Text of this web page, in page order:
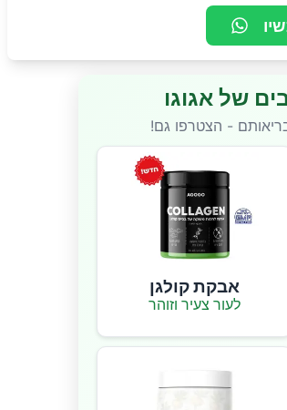
של אגוגו
- הצטרפו גם!
אבקת קולגן
לעור צעיר וזוהר